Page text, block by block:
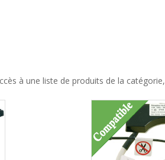
à une liste de produits de la catégorie,